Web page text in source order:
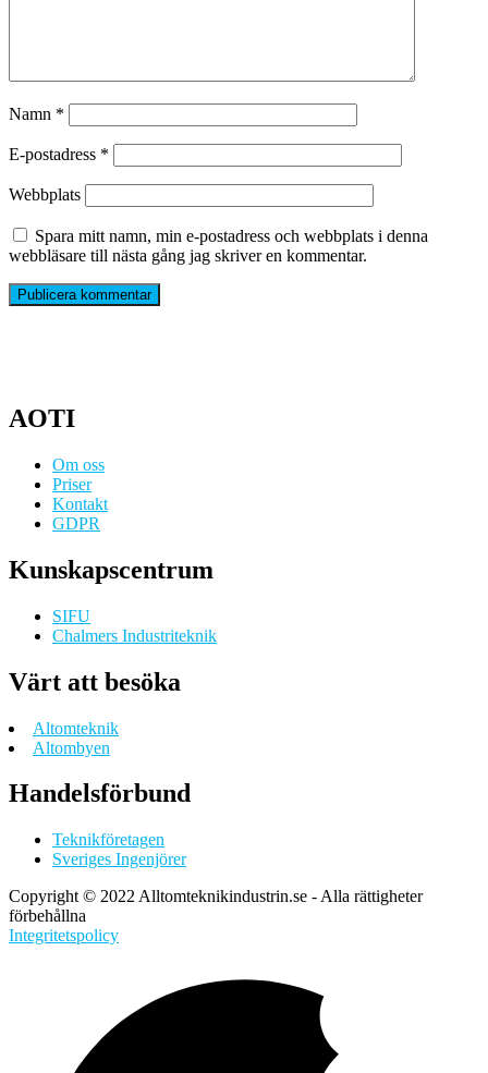
Namn *
E-postadress *
Webbplats
Spara mitt namn, min e-postadress och webbplats i denna
webbläsare till nästa gång jag skriver en kommentar.
AOTI
Om oss
Priser
Kontakt
GDPR
Kunskapscentrum
SIFU
Chalmers Industriteknik
Värt att besöka
Altomteknik
Altombyen
Handelsförbund
Teknikföretagen
Sveriges Ingenjörer
Copyright © 2022 Alltomteknikindustrin.se - Alla rättigheter
förbehållna
Integritetspolicy